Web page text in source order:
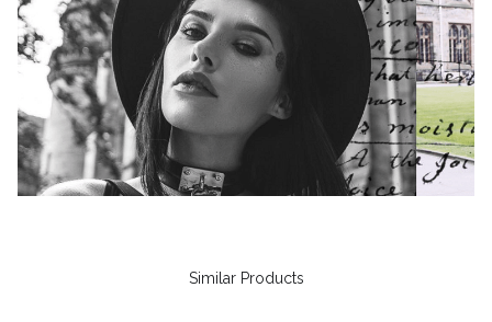
Similar Products